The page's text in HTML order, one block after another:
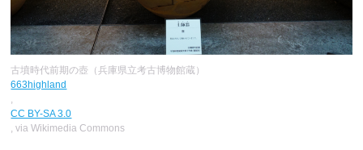
古墳時代前期の壺（兵庫県立考古博物館蔵）
663highland
,
CC BY-SA 3.0
, via Wikimedia Commons